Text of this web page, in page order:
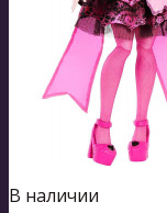
В наличии